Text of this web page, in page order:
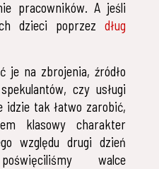
pracowników. A jeśli
dzieci poprzez dług
je na zbrojenia, źródło
czy usługi
idzie tak łatwo zarobić,
klasowy charakter
względu drugi dzień
walce